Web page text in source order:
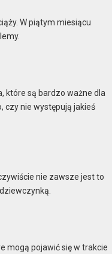
W piątym miesiącu
które są bardzo ważne dla
czy nie występują jakieś
nie zawsze jest to
mogą pojawić się w trakcie